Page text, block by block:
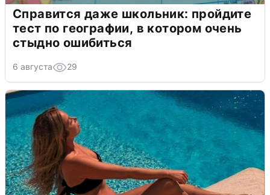
Справится даже школьник: пройдите
тест по географии, в котором очень
стыдно ошибиться
6 августа 29